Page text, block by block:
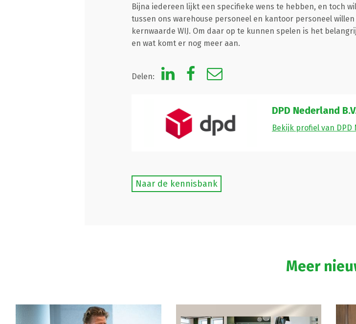
Bijna iedereen lijkt een specifieke wens te hebben, en toch
tussen ons warehouse personeel en kantoor personeel
kernwaarde WIJ. Om daar op te kunnen spelen is het
en wat komt er nog meer aan.
Delen:
DPD Nederland
Bekijk profiel van DPD
Naar de kennisbank
Meer